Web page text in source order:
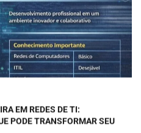
EM REDES DE TI:
PODE TRANSFORMAR SEU